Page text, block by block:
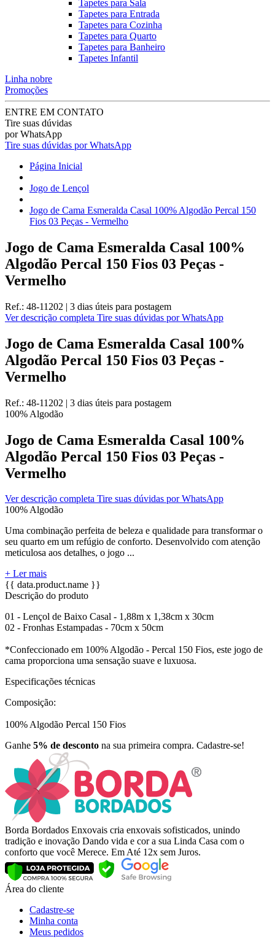
Tapetes para Sala
Tapetes para Entrada
Tapetes para Cozinha
Tapetes para Quarto
Tapetes para Banheiro
Tapetes Infantil
Linha nobre
Promoções
ENTRE EM CONTATO
Tire suas dúvidas
por WhatsApp
Tire suas dúvidas por WhatsApp
Página Inicial
Jogo de Lençol
Jogo de Cama Esmeralda Casal 100% Algodão Percal 150
Fios 03 Peças - Vermelho
Jogo de Cama Esmeralda Casal 100%
Algodão Percal 150 Fios 03 Peças -
Vermelho
Ref.: 48-11202 | 3 dias úteis para postagem
Ver descrição completa Tire suas dúvidas por WhatsApp
Jogo de Cama Esmeralda Casal 100%
Algodão Percal 150 Fios 03 Peças -
Vermelho
Ref.: 48-11202 | 3 dias úteis para postagem
100% Algodão
Jogo de Cama Esmeralda Casal 100%
Algodão Percal 150 Fios 03 Peças -
Vermelho
Ver descrição completa Tire suas dúvidas por WhatsApp
100% Algodão
Uma combinação perfeita de beleza e qualidade para transformar o
seu quarto em um refúgio de conforto. Desenvolvido com atenção
meticulosa aos detalhes, o jogo ...
+ Ler mais
{{ data.product.name }}
Descrição do produto
01 - Lençol de Baixo Casal - 1,88m x 1,38cm x 30cm
02 - Fronhas Estampadas - 70cm x 50cm
*Confeccionado em 100% Algodão - Percal 150 Fios, este jogo de
cama proporciona uma sensação suave e luxuosa.
Especificações técnicas
Composição:
100% Algodão Percal 150 Fios
Ganhe 5% de desconto na sua primeira compra. Cadastre-se!
Borda Bordados Enxovais cria enxovais sofisticados, unindo
tradição e inovação Dando vida e cor a sua Linda Casa com o
conforto que você Merece. Em Até 12x sem Juros.
Área do cliente
Cadastre-se
Minha conta
Meus pedidos